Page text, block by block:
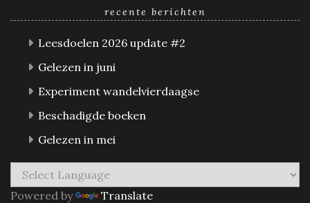
recente berichten
Leesdoelen 2026 update #2
Gelezen in juni
Experiment wandelvierdaagse
Beschadigde boeken
Gelezen in mei
Powered by Translate